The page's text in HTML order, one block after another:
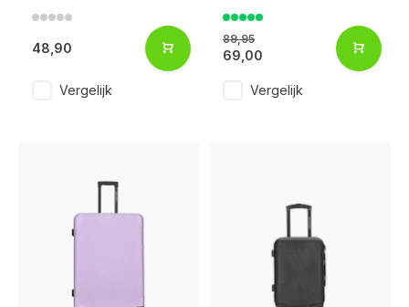
48,90
Vergelijk
89,95
69,00
Vergelijk